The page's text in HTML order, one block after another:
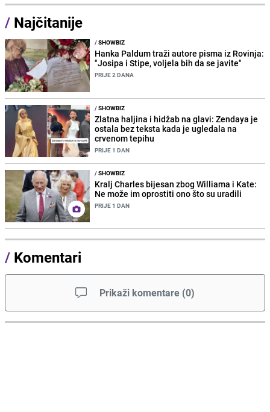
/ Najčitanije
/SHOWBIZ
Hanka Paldum traži autore pisma iz Rovinja:
"Josipa i Stipe, voljela bih da se javite"
PRIJE 2 DANA
/SHOWBIZ
Zlatna haljina i hidžab na glavi: Zendaya je
ostala bez teksta kada je ugledala na
crvenom tepihu
PRIJE 1 DAN
/SHOWBIZ
Kralj Charles bijesan zbog Williama i Kate:
Ne može im oprostiti ono što su uradili
PRIJE 1 DAN
/ Komentari
Prikaži komentare (0)